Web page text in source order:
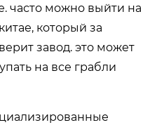
часто можно выйти на
который за
завод. это может
на все грабли